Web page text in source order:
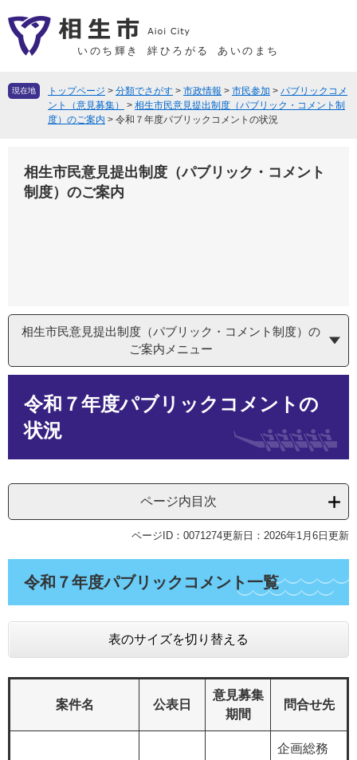
ー
先
ニ
を
いのち輝き 絆ひろがる あいのまち
現在地 トップページ > 分類でさがす > 市政情報 > 市民参加 > パブリックコメ
ント（意見募集）
> 相生市民意見提出制度（パブリック・コメント制
度）のご案内 > 令和７年度パブリックコメントの状況
相生市民意見提出制度（パブリック・コメント
制度）のご案内
相生市民意見提出制度（パブリック・コメント制度）の
ご案内メニュー
令和７年度パブリックコメントの
状況
ページ内目次
ページID：0071274更新日：2026年1月6日更新
令和７年度パブリックコメント一覧
表のサイズを切り替える
案件名 公表日
意見募集
期間
問合せ先
企画総務